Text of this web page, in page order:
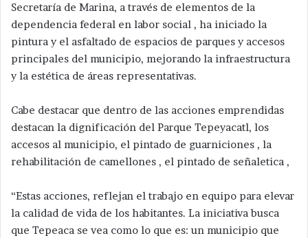
Secretaría de Marina, a través de elementos de la
dependencia federal en labor social , ha iniciado la
pintura y el asfaltado de espacios de parques y accesos
principales del municipio, mejorando la infraestructura
y la estética de áreas representativas.
Cabe destacar que dentro de las acciones emprendidas
destacan la dignificación del Parque Tepeyacatl, los
accesos al municipio, el pintado de guarniciones , la
rehabilitación de camellones , el pintado de señaletica ,
“Estas acciones, reflejan el trabajo en equipo para elevar
la calidad de vida de los habitantes. La iniciativa busca
que Tepeaca se vea como lo que es: un municipio que